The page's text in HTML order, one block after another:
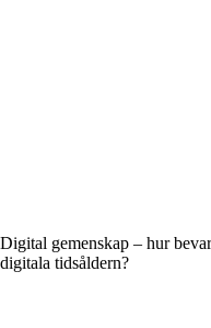
Digital gemenskap – hur
digitala tidsåldern?